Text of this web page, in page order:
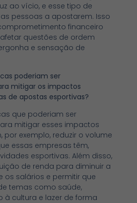
ao vício, e esse tipo de
pessoas a apostarem. Isso
financeiro
questões de ordem
e sensação de
poderiam ser
mitigar os impactos
de apostas esportivas?
que poderiam ser
mitigar esses impactos
por exemplo, reduzir o volume
essas empresas têm,
esportivas. Além disso,
de renda para diminuir a
os salários e permitir que
temas como saúde,
à cultura e lazer de forma